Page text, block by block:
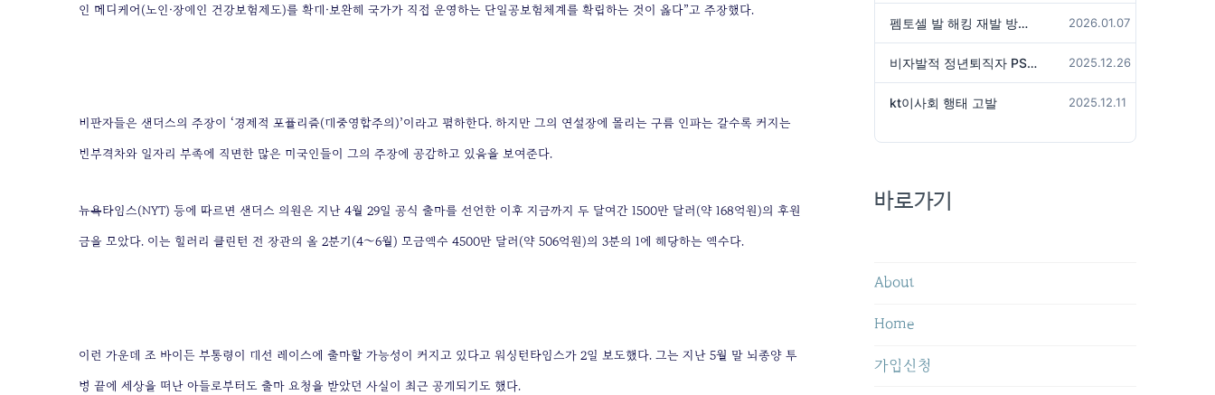
인 메디케어(노인·장애인 건강보험제도)를 확대·보완해 국가가 직접 운영하는 단일공보험체계를 확립하는 것이 옳다”고 주장했다.
비판자들은 샌더스의 주장이 ‘경제적 포퓰리즘(대중영합주의)’이라고 폄하한다. 하지만 그의 연설장에 몰리는 구름 인파는 갈수록 커지는
빈부격차와 일자리 부족에 직면한 많은 미국인들이 그의 주장에 공감하고 있음을 보여준다.
뉴욕타임스(NYT) 등에 따르면 샌더스 의원은 지난 4월 29일 공식 출마를 선언한 이후 지금까지 두 달여간 1500만 달러(약 168억원)의 후원
금을 모았다. 이는 힐러리 클린턴 전 장관의 올 2분기(4∼6월) 모금액수 4500만 달러(약 506억원)의 3분의 1에 해당하는 액수다.
이런 가운데 조 바이든 부통령이 대선 레이스에 출마할 가능성이 커지고 있다고 워싱턴타임스가 2일 보도했다. 그는 지난 5월 말 뇌종양 투
병 끝에 세상을 떠난 아들로부터도 출마 요청을 받았던 사실이 최근 공개되기도 했다.
펨토셀 발 해킹 재발 방지 위해서는 2026.01.07
비자발적 정년퇴직자 PS성과급 미지급은 임금체불 아닌가? 2025.12.26
kt이사회 행태 고발 2025.12.11
바로가기
About
Home
가입신청